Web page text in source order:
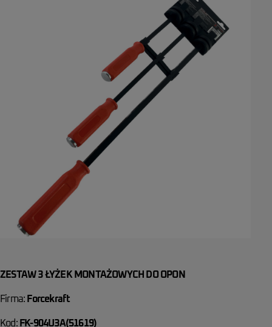
ZESTAW 3 ŁYŻEK MONTAŻOWYCH DO OPON
Firma: Forcekraft
Kod: FK-904U3A(51619)